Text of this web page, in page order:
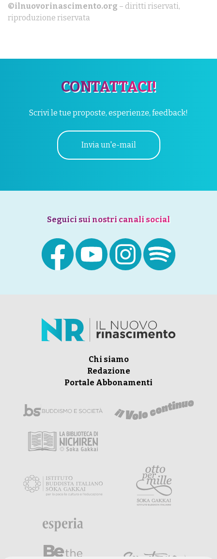
©ilnuovorinascimento.org – diritti riservati,
riproduzione riservata
CONTATTACI!
Scrivi le tue proposte, esperienze, feedback!
Invia un'e-mail
Seguici sui nostri canali social
Chi siamo
Redazione
Portale Abbonamenti